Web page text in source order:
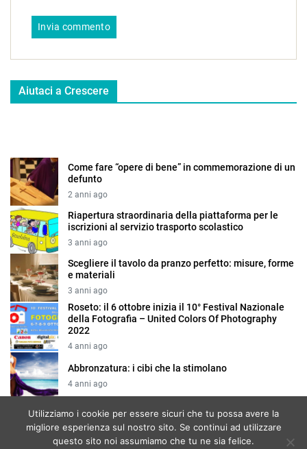
Aiutaci a Crescere
Come fare “opere di bene” in commemorazione di un
defunto
2 anni ago
Riapertura straordinaria della piattaforma per le
iscrizioni al servizio trasporto scolastico
3 anni ago
Scegliere il tavolo da pranzo perfetto: misure, forme
e materiali
3 anni ago
Roseto: il 6 ottobre inizia il 10° Festival Nazionale
della Fotografia – United Colors Of Photography
2022
4 anni ago
Abbronzatura: i cibi che la stimolano
4 anni ago
Cookie
Utilizziamo i cookie per essere sicuri che tu possa avere la
migliore esperienza sul nostro sito. Se continui ad utilizzare
questo sito noi assumiamo che tu ne sia felice.